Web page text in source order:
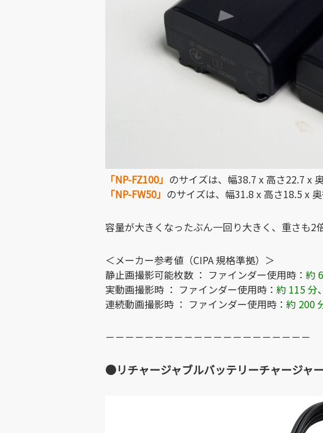
「NP-FZ100」 のサイズは、幅38.7 x 高さ22.7 x
「NP-FW50」 のサイズは、幅31.8 x 高さ18.5 x
容量が大きくなったぶん一回り大きく、重さも2
＜メーカー参考値（CIPA 規格準拠）＞
静止画撮影可能枚数 ： ファインダー使用時： 約
実動画撮影時 ： ファインダー使用時： 約 115 分
連続動画撮影時 ： ファインダー使用時： 約 200
－－－－－－－－－－－－－－－－－－－－－
●リチャージャブルバッテリーチャージャー